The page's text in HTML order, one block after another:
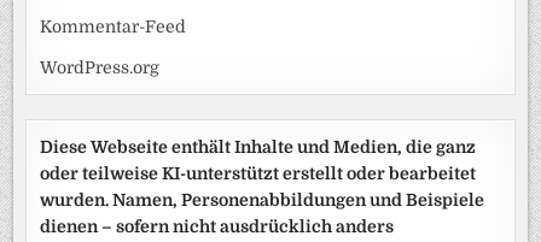
Kommentar-Feed
WordPress.org
Diese Webseite enthält Inhalte und Medien, die ganz
oder teilweise KI-unterstützt erstellt oder bearbeitet
wurden. Namen, Personenabbildungen und Beispiele
dienen – sofern nicht ausdrücklich anders